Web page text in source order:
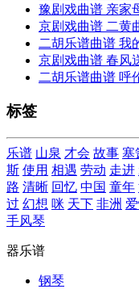
豫剧戏曲谱 亲家
京剧戏曲谱 二黄
二胡乐谱曲谱 我
京剧戏曲谱 春风
二胡乐谱曲谱 呼
标签
乐谱 山泉 才会 故事 塞
斯 使用 相遇 劳动 走进
路 清晰 回忆 中国 童年
过 幻想 咪 天下 非洲
手风琴
器乐谱
钢琴